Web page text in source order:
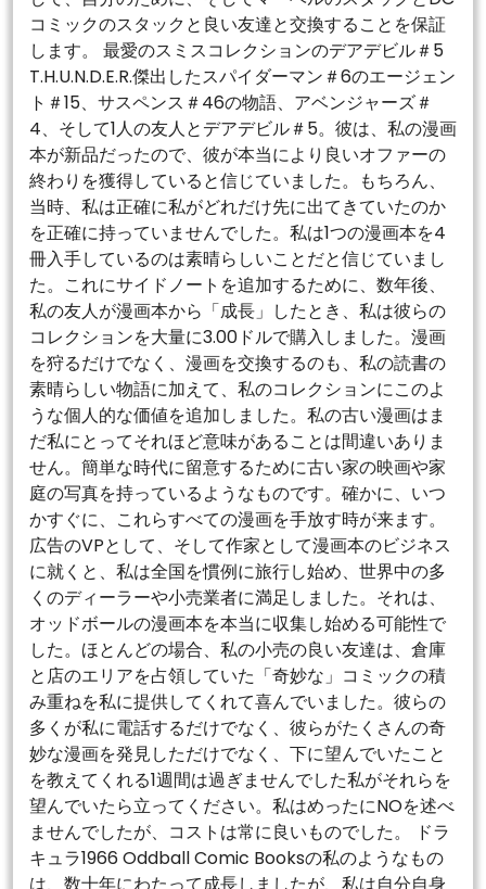
コミックのスタックと良い友達と交換することを保証
します。 最愛のスミスコレクションのデアデビル＃5
T.H.U.N.D.E.R.傑出したスパイダーマン＃6のエージェン
ト＃15、サスペンス＃46の物語、アベンジャーズ＃
4、そして1人の友人とデアデビル＃5。彼は、私の漫画
本が新品だったので、彼が本当により良いオファーの
終わりを獲得していると信じていました。もちろん、
当時、私は正確に私がどれだけ先に出てきていたのか
を正確に持っていませんでした。私は1つの漫画本を4
冊入手しているのは素晴らしいことだと信じていまし
た。これにサイドノートを追加するために、数年後、
私の友人が漫画本から「成長」したとき、私は彼らの
コレクションを大量に3.00ドルで購入しました。漫画
を狩るだけでなく、漫画を交換するのも、私の読書の
素晴らしい物語に加えて、私のコレクションにこのよ
うな個人的な価値を追加しました。私の古い漫画はま
だ私にとってそれほど意味があることは間違いありま
せん。簡単な時代に留意するために古い家の映画や家
庭の写真を持っているようなものです。確かに、いつ
かすぐに、これらすべての漫画を手放す時が来ます。
広告のVPとして、そして作家として漫画本のビジネス
に就くと、私は全国を慣例に旅行し始め、世界中の多
くのディーラーや小売業者に満足しました。それは、
オッドボールの漫画本を本当に収集し始める可能性で
した。ほとんどの場合、私の小売の良い友達は、倉庫
と店のエリアを占領していた「奇妙な」コミックの積
み重ねを私に提供してくれて喜んでいました。彼らの
多くが私に電話するだけでなく、彼らがたくさんの奇
妙な漫画を発見しただけでなく、下に望んでいたこと
を教えてくれる1週間は過ぎませんでした私がそれらを
望んでいたら立ってください。私はめったにNOを述べ
ませんでしたが、コストは常に良いものでした。 ドラ
キュラ1966 Oddball Comic Booksの私のようなもの